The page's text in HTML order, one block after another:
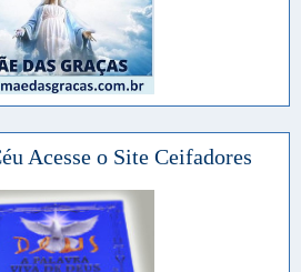
Acesse o Site Ceifadores